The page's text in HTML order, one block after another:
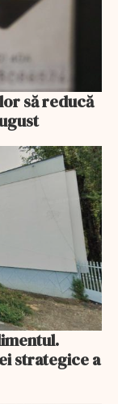
să reducă
strategice a